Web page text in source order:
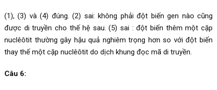
(1), (3) và (4) đúng. (2) sai: không phải đột biến gen nào cũng
được di truyền cho thế hệ sau. (5) sai : đột biến thêm một cặp
nuclêôtit thường gây hậu quả nghiêm trọng hơn so với đột biến
thay thế một cặp nuclêôtit do dịch khung đọc mã di truyền.
Câu 6: